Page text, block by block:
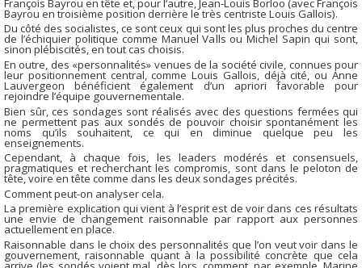
François Bayrou en tête et, pour l’autre, Jean-Louis Borloo (avec François
Bayrou en troisième position derrière le très centriste Louis Gallois).
Du côté des socialistes, ce sont ceux qui sont les plus proches du centre
de l’échiquier politique comme Manuel Valls ou Michel Sapin qui sont,
sinon plébiscités, en tout cas choisis.
En outre, des «personnalités» venues de la société civile, connues pour
leur positionnement central, comme Louis Gallois, déjà cité, ou Anne
Lauvergeon bénéficient également d’un apriori favorable pour
rejoindre l’équipe gouvernementale.
Bien sûr, ces sondages sont réalisés avec des questions fermées qui
ne permettent pas aux sondés de pouvoir choisir spontanément les
noms qu’ils souhaitent, ce qui en diminue quelque peu les
enseignements.
Cependant, à chaque fois, les leaders modérés et consensuels,
pragmatiques et recherchant les compromis, sont dans le peloton de
tête, voire en tête comme dans les deux sondages précités.
Comment peut-on analyser cela.
La première explication qui vient à l’esprit est de voir dans ces résultats
une envie de changement raisonnable par rapport aux personnes
actuellement en place.
Raisonnable dans le choix des personnalités que l’on veut voir dans le
gouvernement, raisonnable quant à la possibilité concrète que cela